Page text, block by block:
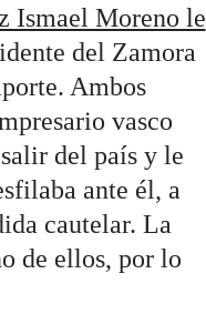
Ismael Moreno le
del Zamora
Ambos
vasco
del país y le
ante él, a
cautelar. La
de ellos, por lo